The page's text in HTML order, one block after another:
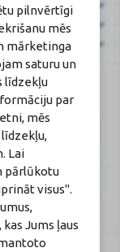
pilnvērtīgi
mēs
mārketinga
saturu un
līdzekļu
par
mēs
Lai
pārlūkotu
visus".
Jums ļaus
„Google“privātuma